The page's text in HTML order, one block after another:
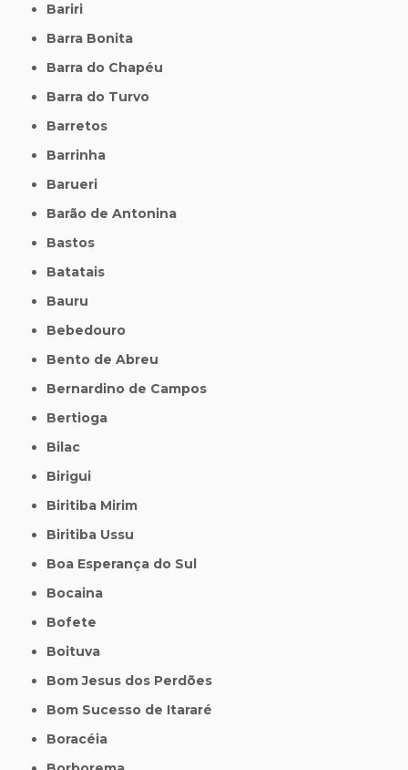
Bariri
Barra Bonita
Barra do Chapéu
Barra do Turvo
Barretos
Barrinha
Barueri
Barão de Antonina
Bastos
Batatais
Bauru
Bebedouro
Bento de Abreu
Bernardino de Campos
Bertioga
Bilac
Birigui
Biritiba Mirim
Biritiba Ussu
Boa Esperança do Sul
Bocaina
Bofete
Boituva
Bom Jesus dos Perdões
Bom Sucesso de Itararé
Boracéia